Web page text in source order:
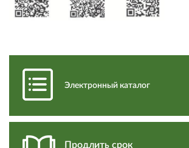
Электронный каталог
Продлить срок